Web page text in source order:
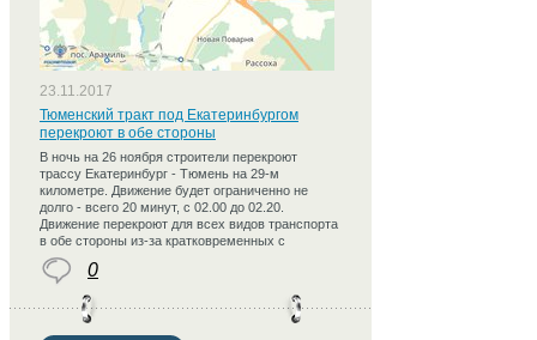
23.11.2017
Тюменский тракт под Екатеринбургом
перекроют в обе стороны
В ночь на 26 ноября строители перекроют
трассу Екатеринбург - Тюмень на 29-м
километре. Движение будет ограниченно не
долго - всего 20 минут, с 02.00 до 02.20.
Движение перекроют для всех видов транспорта
в обе стороны из-за кратковременных с
0